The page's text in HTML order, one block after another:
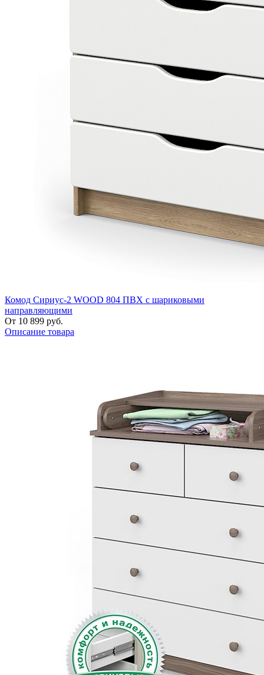
Комод Сириус-2 WOOD 804 ПВХ с шариковыми
направляющими
От 10 899 руб.
Описание товара